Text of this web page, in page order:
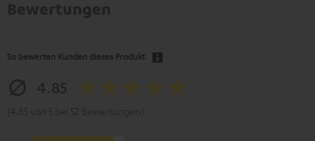
So bewerten Kunden dieses Produkt